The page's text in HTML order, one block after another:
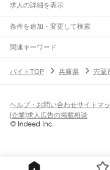
求人の詳細を表示
条件を追加・変更して検索
市区町村を追加・変更
兵庫県すべて
姫路市尼崎市明石市西宮市
西脇市宝塚市三木市
駅を追加・変更
尼崎駅 立花駅甲子園口駅
六甲道駅摩耶駅灘駅三ノ宮駅
JR神戸線(神戸～姫路)
飲食・フードサービス
飲食・フードサービス
ホールスタッフ
営業・販売
特徴を追加・変更
人気
短期
単発・1日OK 期間
契約社員
関連キーワード
兵庫県 姫路市 履歴書なし兵
バイトTOP 兵庫県 宍粟
ヘルプ・お問い合わせサイトマ
[企業]求人広告の掲載相談